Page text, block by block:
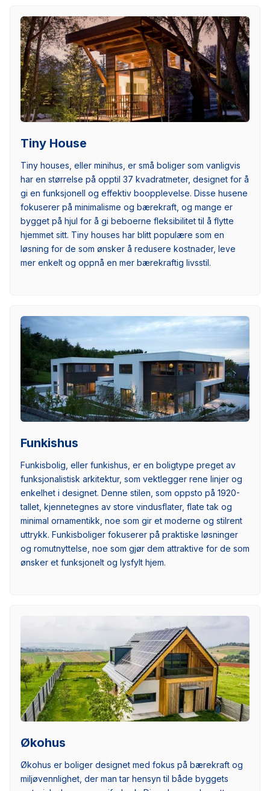
Tiny House
Tiny houses, eller minihus, er små boliger som vanligvis
har en størrelse på opptil 37 kvadratmeter, designet for å
gi en funksjonell og effektiv boopplevelse. Disse husene
fokuserer på minimalisme og bærekraft, og mange er
bygget på hjul for å gi beboerne fleksibilitet til å flytte
hjemmet sitt. Tiny houses har blitt populære som en
løsning for de som ønsker å redusere kostnader, leve
mer enkelt og oppnå en mer bærekraftig livsstil.
Funkishus
Funkisbolig, eller funkishus, er en boligtype preget av
funksjonalistisk arkitektur, som vektlegger rene linjer og
enkelhet i designet. Denne stilen, som oppsto på 1920-
tallet, kjennetegnes av store vindusflater, flate tak og
minimal ornamentikk, noe som gir et moderne og stilrent
uttrykk. Funkisboliger fokuserer på praktiske løsninger
og romutnyttelse, noe som gjør dem attraktive for de som
ønsker et funksjonelt og lysfylt hjem.
Økohus
Økohus er boliger designet med fokus på bærekraft og
miljøvennlighet, der man tar hensyn til både byggets